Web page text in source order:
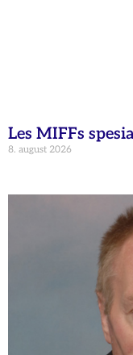
Les MIFFs
8. august 2026